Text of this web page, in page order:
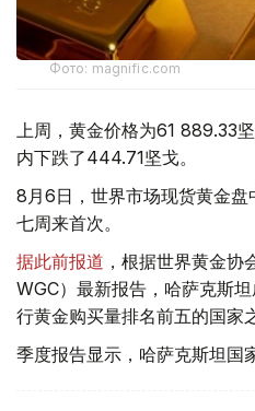
Фото: magnific.com
上周，黄金价格为61 889.33
内下跌了444.71坚戈。
8月6日，世界市场现货黄金
七周来首次。
据此前报道 ，根据世界黄金
WGC）最新报告，哈萨克斯
行黄金购买量排名前五的国家
季度报告显示，哈萨克斯坦国